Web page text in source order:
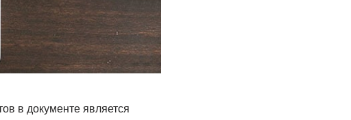
в документе является